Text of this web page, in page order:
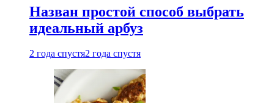
Назван простой способ выбрать
идеальный арбуз
2 года спустя2 года спустя